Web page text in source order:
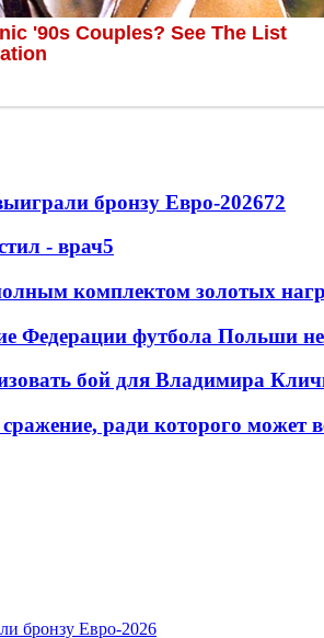
бронзу Евро-202672
- врач5
комплектом золотых
Федерации футбола Польши
бой для Владимира
ради которого может